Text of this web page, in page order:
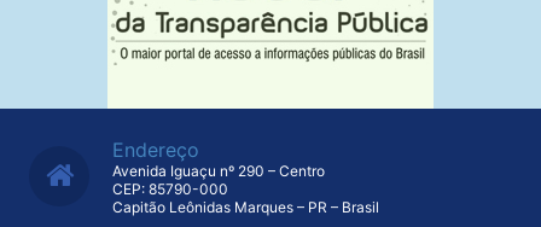
Endereço
Avenida Iguaçu nº 290 – Centro
CEP: 85790-000
Capitão Leônidas Marques – PR – Brasil